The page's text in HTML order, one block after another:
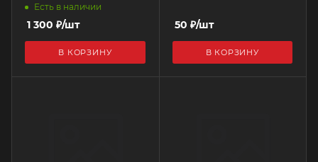
Есть в наличии
1 300 ₽/шт
В КОРЗИНУ
50 ₽/шт
В КОРЗИНУ